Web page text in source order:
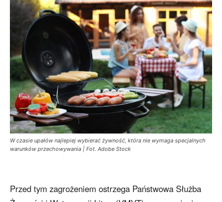
W czasie upałów najlepiej wybierać żywność, która nie wymaga specjalnych
warunków przechowywania | Fot. Adobe Stock
Przed tym zagrożeniem ostrzega Państwowa Służba